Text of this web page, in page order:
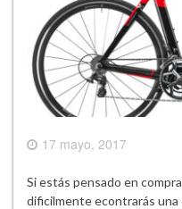
17 mayo, 2017
Si estás pensado en
dificilmente econtrarás